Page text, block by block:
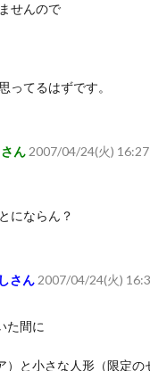
せんので
ってるはずです。
ん 2007/04/24(火)
にならん？
さん 2007/04/24(火)
た間に
）と小さな人形（限定の